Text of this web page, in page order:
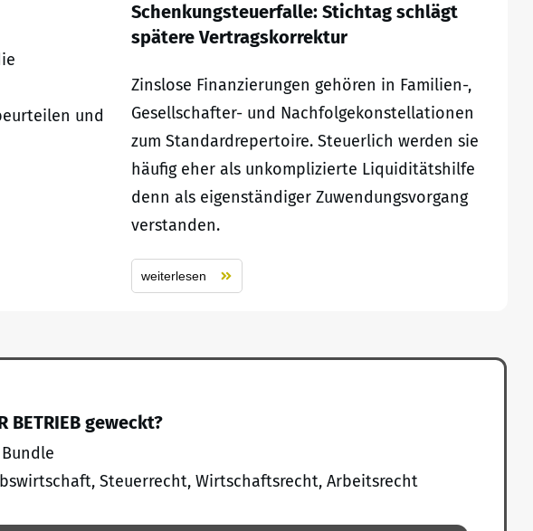
und
Schenkungsteuerfalle: Stichtag schlägt
spätere Vertragskorrektur
Zinslose Finanzierungen gehören in Familien-,
Gesellschafter- und Nachfolgekonstellationen
zum Standardrepertoire. Steuerlich werden sie
häufig eher als unkomplizierte Liquiditätshilfe
denn als eigenständiger Zuwendungsvorgang
verstanden.
weiterlesen
geweckt?
Bundle
Steuerrecht, Wirtschaftsrecht, Arbeitsrecht